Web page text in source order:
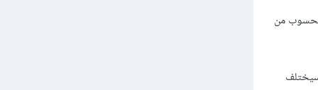
لحسوب من
سيختلف